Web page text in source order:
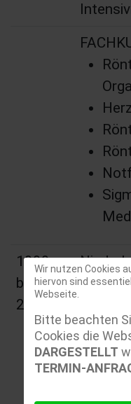
1999
bis
2009
I. Bast,
Wir nutzen Cookies
hiervon sind
Webseite.
Bitte beachten
Cookies die
DARGESTELLT
TERMIN-